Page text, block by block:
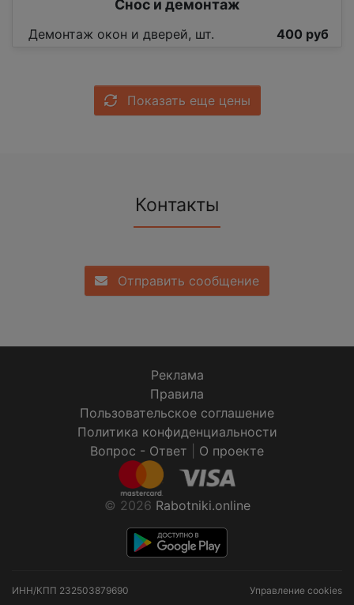
Снос и демонтаж
Демонтаж окон и дверей, шт. 400 руб
Показать еще цены
Контакты
Отправить сообщение
Реклама
Правила
Пользовательское соглашение
Политика конфиденциальности
Вопрос - Ответ
О проекте
© 2026 Rabotniki.online
ИНН/КПП 232503879690 Управление cookies